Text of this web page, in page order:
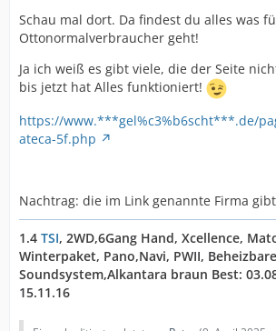
Schau mal dort. Da findest du alles was
Ottonormalverbraucher geht!
Ja ich weiß es gibt viele, die der Seite
bis jetzt hat Alles funktioniert!
https://www.***gel%c3%b6scht***.de/
ateca-5f.php
Nachtrag: die im Link genannte Firma
1.4 TSI, 2WD,6Gang Hand, Xcellence,
Winterpaket, Pano,Navi, PWII,
Soundsystem,Alkantara braun Best:
15.11.16